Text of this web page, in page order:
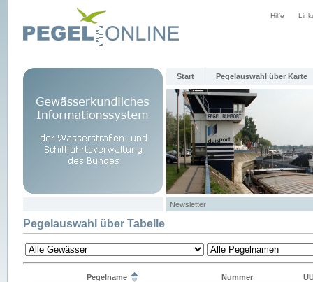
Hilfe
Start Pegelauswahl über Karte
Newsletter
Pegelauswahl über Tabelle
Pegelname Nummer